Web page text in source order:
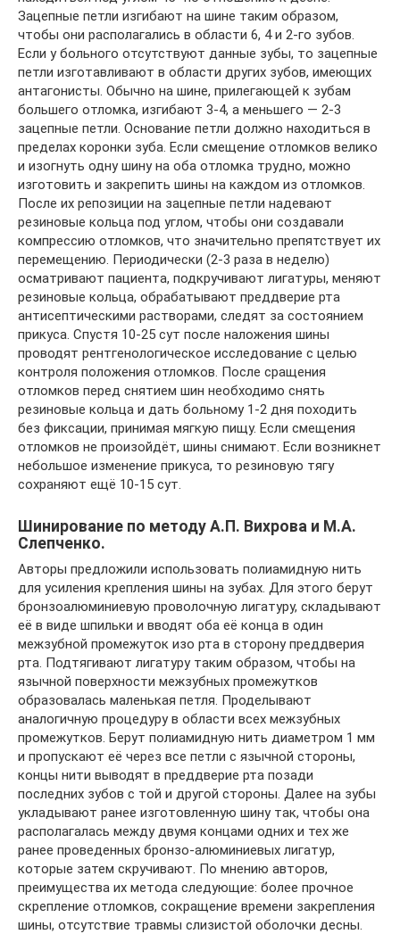
Зацепные петли изгибают на шине таким образом,
чтобы они располагались в области 6, 4 и 2-го зубов.
Если у больного отсутствуют данные зубы, то зацепные
петли изготавливают в области других зубов, имеющих
антагонисты. Обычно на шине, прилегающей к зубам
большего отломка, изгибают 3-4, а меньшего — 2-3
зацепные петли. Основание петли должно находиться в
пределах коронки зуба. Если смещение отломков велико
и изогнуть одну шину на оба отломка трудно, можно
изготовить и закрепить шины на каждом из отломков.
После их репозиции на зацепные петли надевают
резиновые кольца под углом, чтобы они создавали
компрессию отломков, что значительно препятствует их
перемещению. Периодически (2-3 раза в неделю)
осматривают пациента, подкручивают лигатуры, меняют
резиновые кольца, обрабатывают преддверие рта
антисептическими растворами, следят за состоянием
прикуса. Спустя 10-25 сут после наложения шины
проводят рентгенологическое исследование с целью
контроля положения отломков. После сращения
отломков перед снятием шин необходимо снять
резиновые кольца и дать больному 1-2 дня походить
без фиксации, принимая мягкую пищу. Если смещения
отломков не произойдёт, шины снимают. Если возникнет
небольшое изменение прикуса, то резиновую тягу
сохраняют ещё 10-15 сут.
Шинирование по методу А.П. Вихрова и М.А.
Слепченко.
Авторы предложили использовать полиамидную нить
для усиления крепления шины на зубах. Для этого берут
бронзоалюминиевую проволочную лигатуру, складывают
её в виде шпильки и вводят оба её конца в один
межзубной промежуток изо рта в сторону преддверия
рта. Подтягивают лигатуру таким образом, чтобы на
язычной поверхности межзубных промежутков
образовалась маленькая петля. Проделывают
аналогичную процедуру в области всех межзубных
промежутков. Берут полиамидную нить диаметром 1 мм
и пропускают её через все петли с язычной стороны,
концы нити выводят в преддверие рта позади
последних зубов с той и другой стороны. Далее на зубы
укладывают ранее изготовленную шину так, чтобы она
располагалась между двумя концами одних и тех же
ранее проведенных бронзо-алюминиевых лигатур,
которые затем скручивают. По мнению авторов,
преимущества их метода следующие: более прочное
скрепление отломков, сокращение времени закрепления
шины, отсутствие травмы слизистой оболочки десны.